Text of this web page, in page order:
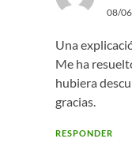
08/
Una
Me ha
hubiera
gracias.
RESPONDER